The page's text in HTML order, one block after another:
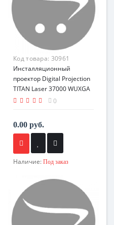
Код товара: 30961
Инсталляционный
проектор Digital Projection
TITAN Laser 37000 WUXGA
0
0.00 руб.
Наличие: Под заказ